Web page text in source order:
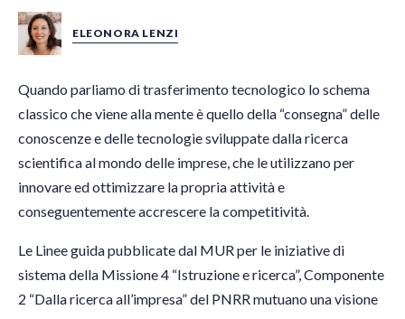
ELEONORA LENZI
Quando parliamo di trasferimento tecnologico lo schema
classico che viene alla mente è quello della “consegna” delle
conoscenze e delle tecnologie sviluppate dalla ricerca
scientifica al mondo delle imprese, che le utilizzano per
innovare ed ottimizzare la propria attività e
conseguentemente accrescere la competitività.
Le Linee guida pubblicate dal MUR per le iniziative di
sistema della Missione 4 “Istruzione e ricerca”, Componente
2 “Dalla ricerca all’impresa” del PNRR mutuano una visione